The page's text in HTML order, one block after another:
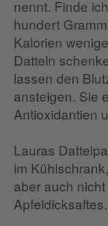
nennt. Finde
hundert
Kalorien
Datteln
lassen den
ansteigen. Sie
Antioxidantien
Lauras
im
aber auch
Apfeldicksaftes.